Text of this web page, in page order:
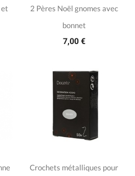
2 Pères Noël gnomes avec
bonnet
7,00 €
Crochets métalliques pour